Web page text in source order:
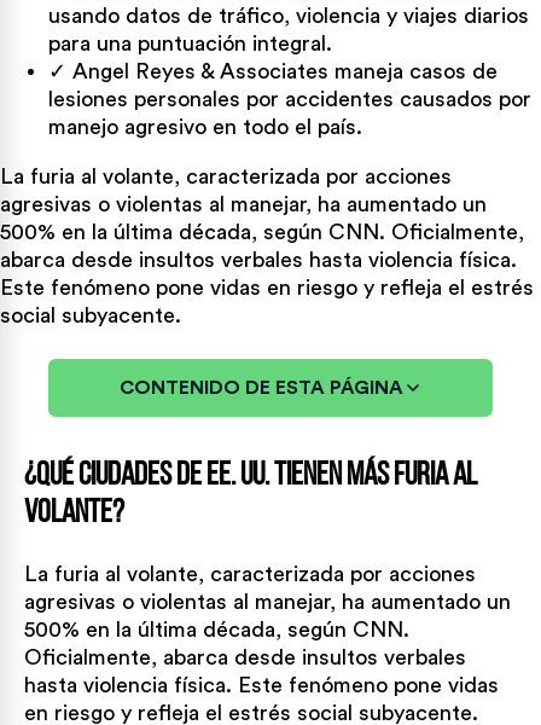
usando datos de tráfico, violencia y viajes diarios
para una puntuación integral.
✓ Angel Reyes & Associates maneja casos de
lesiones personales por accidentes causados por
manejo agresivo en todo el país.
La furia al volante, caracterizada por acciones
agresivas o violentas al manejar, ha aumentado un
500% en la última década, según CNN. Oficialmente,
abarca desde insultos verbales hasta violencia física.
Este fenómeno pone vidas en riesgo y refleja el estrés
social subyacente.
CONTENIDO DE ESTA PÁGINA
¿Qué ciudades de EE. UU. tienen más furia al
volante?
La furia al volante, caracterizada por acciones
agresivas o violentas al manejar, ha aumentado un
500% en la última década, según CNN.
Oficialmente, abarca desde insultos verbales
hasta violencia física. Este fenómeno pone vidas
en riesgo y refleja el estrés social subyacente.